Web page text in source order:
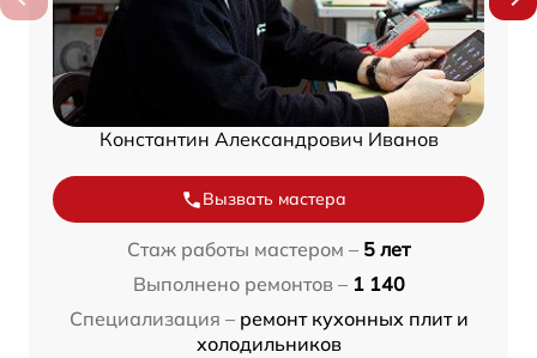
Константин Александрович Иванов
Вызвать мастера
Стаж работы мастером – 5 лет
Выполнено ремонтов – 1 140
Специализация – ремонт кухонных плит и
холодильников